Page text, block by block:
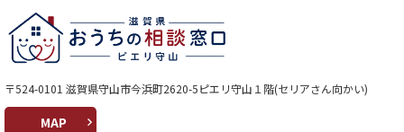
〒524-0101 滋賀県守山市今浜町2620-5ピエリ守山１階(セリアさん向かい)
MAP